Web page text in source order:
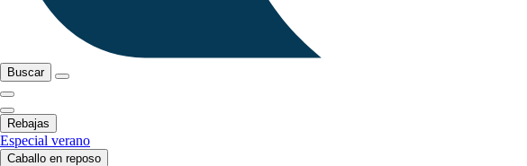
Buscar
Rebajas
Especial verano
Caballo en reposo